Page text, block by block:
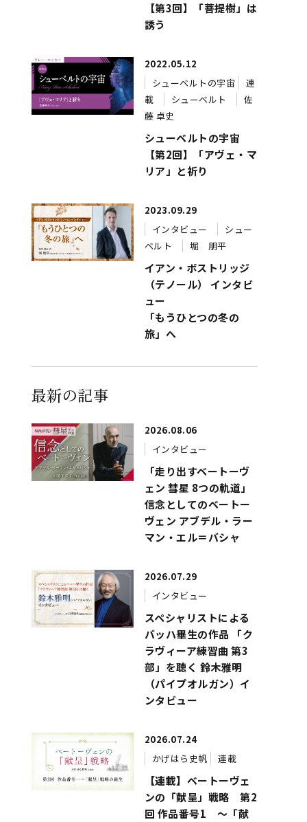
【第3回】「菩提樹」は
誘う
2022.05.12
シューベルトの宇宙
連
載
シューベルト
佐
藤 卓史
シューベルトの宇宙
【第2回】「アヴェ・マ
リア」と祈り
2023.09.29
インタビュー
シュー
ベルト
堀 朋平
イアン・ボストリッジ
（テノール） インタビ
ュー
「もうひとつの冬の
旅」へ
最新の記事
2026.08.06
インタビュー
「走り出すベートーヴ
ェン 彗星 8つの軌道」
信念としてのベートー
ヴェン アブデル・ラー
マン・エル＝バシャ
2026.07.29
インタビュー
スペシャリストによる
バッハ畢生の作品 「ク
ラヴィーア練習曲 第3
部」を聴く 鈴木雅明
（パイプオルガン）イ
ンタビュー
2026.07.24
かげはら史帆
連載
【連載】ベートーヴェ
ンの「献呈」戦略 第2
回 作品番号1 ～「献